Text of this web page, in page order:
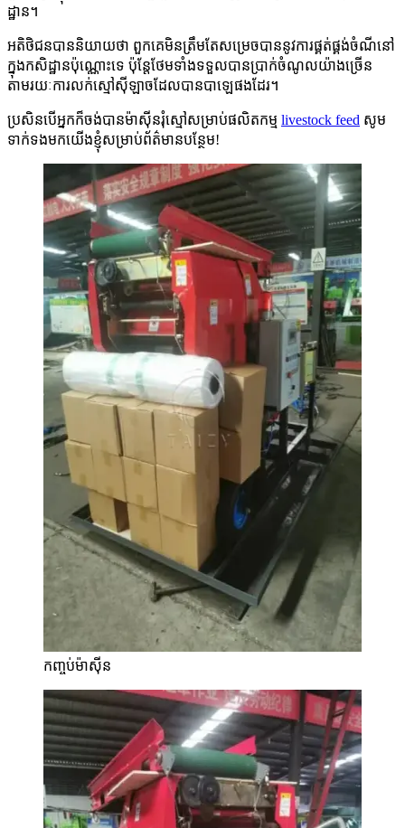
ដ្ឋាន។
អតិថិជនបាននិយាយថា ពួកគេមិនត្រឹមតែសម្រេចបាននូវការផ្គត់ផ្គង់ចំណីនៅ
ក្នុងកសិដ្ឋានប៉ុណ្ណោះទេ ប៉ុន្តែថែមទាំងទទួលបានប្រាក់ចំណូលយ៉ាងច្រើន
តាមរយៈការលក់ស្មៅស៊ីឡាចដែលបានបាឡេផងដែរ។
ប្រសិនបើអ្នកក៏ចង់បានម៉ាស៊ីនរុំស្មៅសម្រាប់ផលិតកម្ម livestock feed សូម
ទាក់ទងមកយើងខ្ញុំសម្រាប់ព័ត៌មានបន្ថែម!
កញ្ចប់ម៉ាស៊ីន